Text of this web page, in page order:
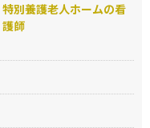
特別養護老人ホームの看
護師